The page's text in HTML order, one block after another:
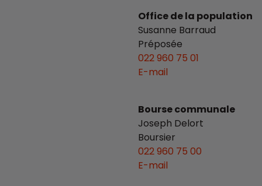
Office de la population
Susanne Barraud
Préposée
022 960 75 01
E-mail
Bourse communale
Joseph Delort
Boursier
022 960 75 00
E-mail